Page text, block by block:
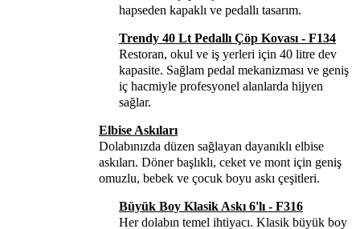
hapseden kapaklı ve pedallı tasarım.
Trendy 40 Lt Pedallı Çöp Kovası - F134
Restoran, okul ve iş yerleri için 40 litre dev
kapasite. Sağlam pedal mekanizması ve geniş
iç hacmiyle profesyonel alanlarda hijyen
sağlar.
Elbise Askıları
Dolabınızda düzen sağlayan dayanıklı elbise
askıları. Döner başlıklı, ceket ve mont için geniş
omuzlu, bebek ve çocuk boyu askı çeşitleri.
Büyük Boy Klasik Askı 6'lı - F316
Her dolabın temel ihtiyacı. Klasik büyük boy